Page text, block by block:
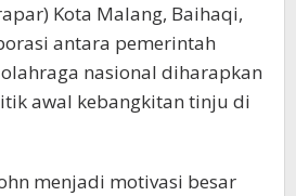
Kota Malang, Baihaqi,
antara pemerintah
nasional diharapkan
awal kebangkitan tinju di
menjadi motivasi besar